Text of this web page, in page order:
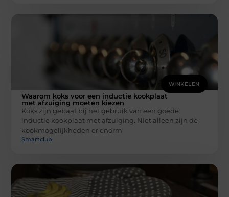
WINKELEN
Waarom koks voor een inductie kookplaat
met afzuiging moeten kiezen
Koks zijn gebaat bij het gebruik van een goede
inductie kookplaat met afzuiging. Niet alleen zijn de
kookmogelijkheden er enorm
Smartclub